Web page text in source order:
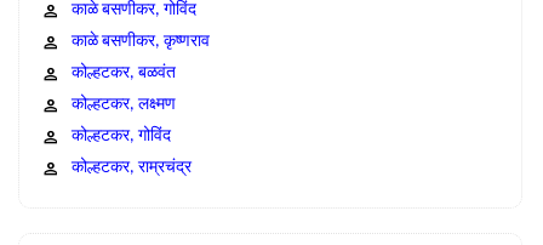
काळे बसणीकर, गोविंद
काळे बसणीकर, कृष्णराव
कोल्हटकर, बळवंत
कोल्हटकर, लक्ष्मण
कोल्हटकर, गोविंद
कोल्हटकर, राम्रचंद्र